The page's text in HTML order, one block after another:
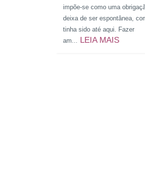
impõe-se como uma
deixa de ser espontânea,
tinha sido até aqui. Fazer
am... LEIA MAIS